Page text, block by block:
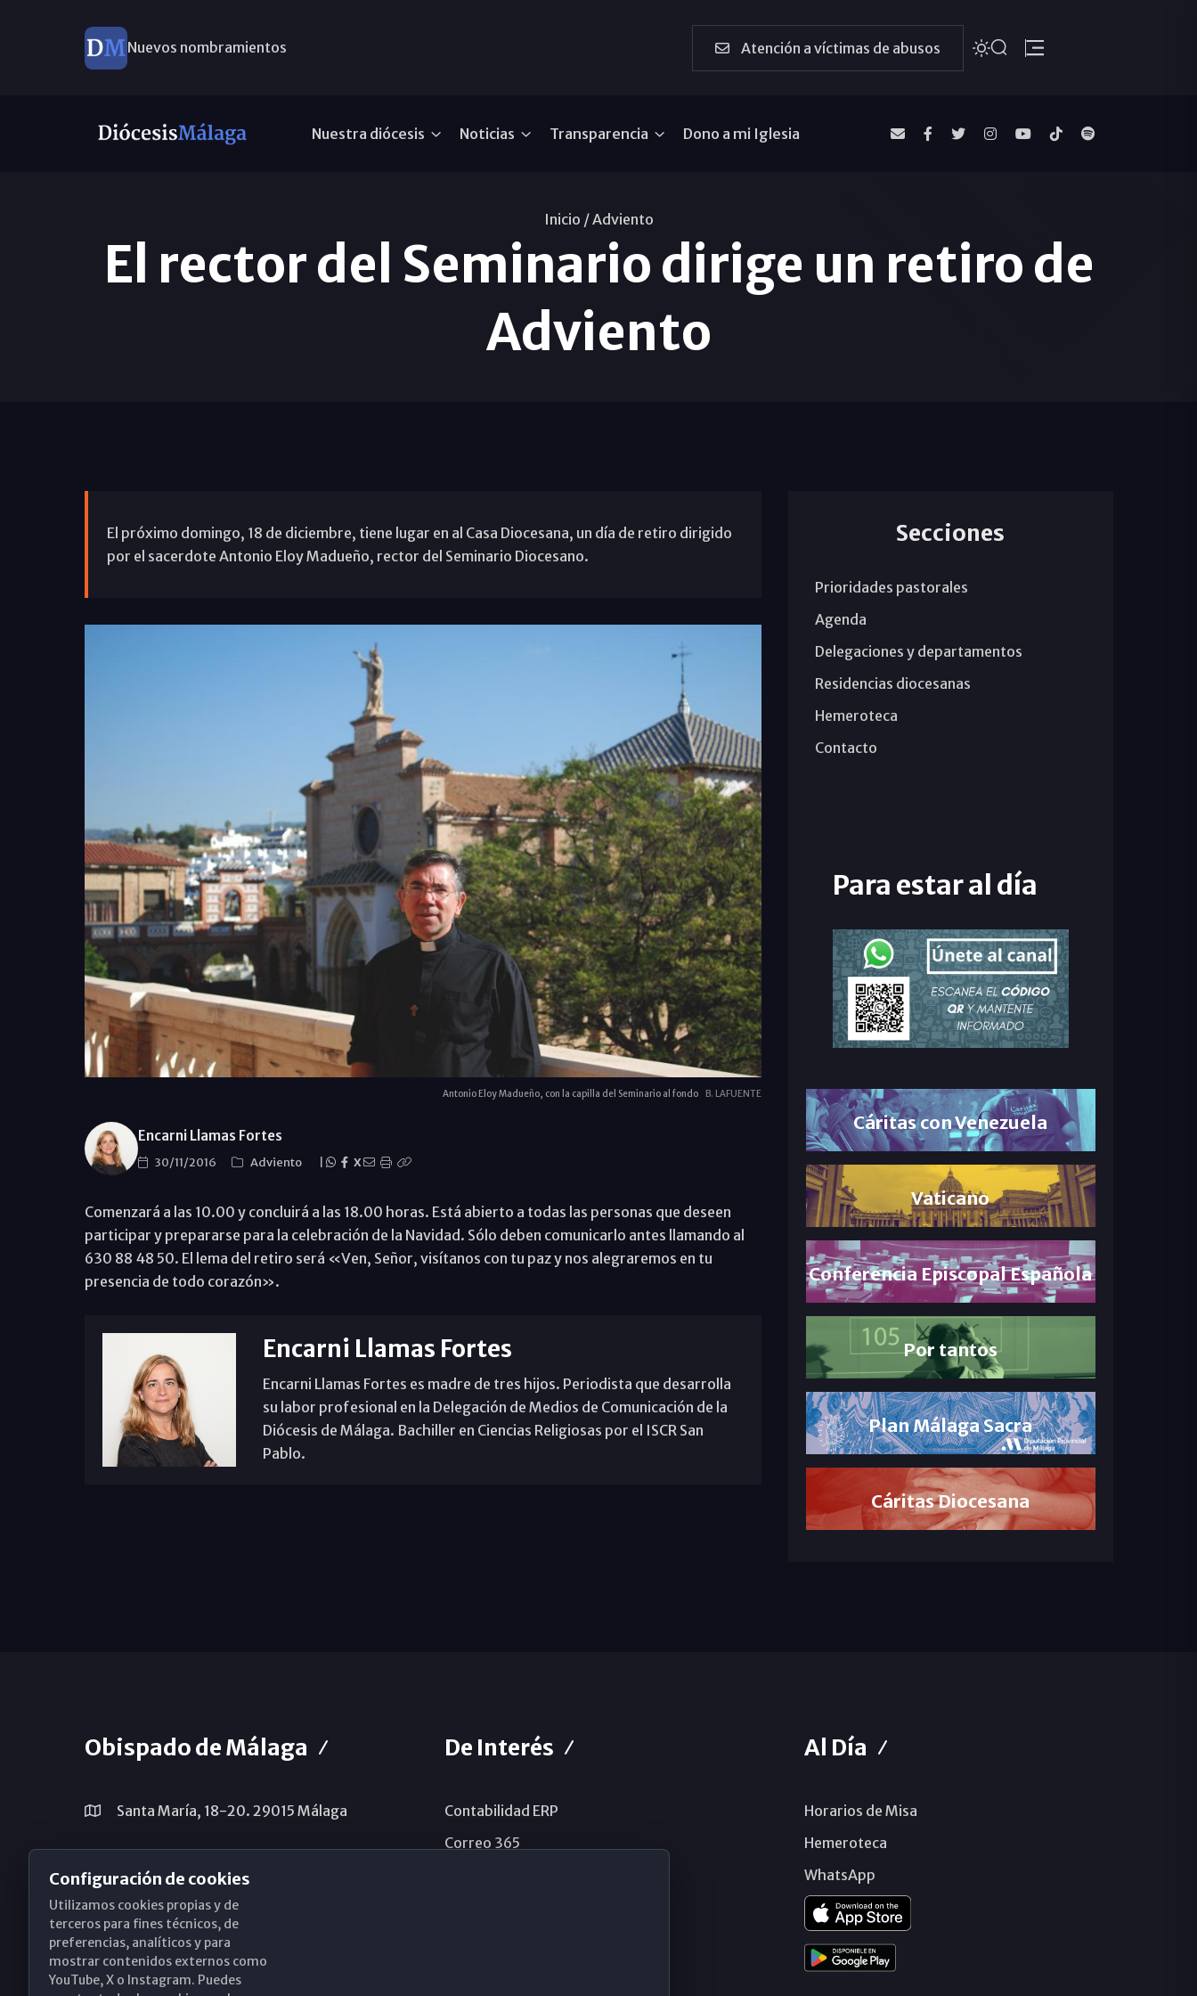
Nuevos nombramientos Atención a víctimas de abusos
Nuestra diócesis Noticias Transparencia Dono a mi Iglesia
Inicio /Adviento
El rector del Seminario dirige un retiro de
Adviento
El próximo domingo, 18 de diciembre, tiene lugar en al Casa Diocesana, un día de retiro dirigido
por el sacerdote Antonio Eloy Madueño, rector del Seminario Diocesano.
Antonio Eloy Madueño, con la capilla del Seminario al fondo B. LAFUENTE
Encarni Llamas Fortes
30/11/2016 Adviento X
Comenzará a las 10.00 y concluirá a las 18.00 horas. Está abierto a todas las personas que deseen
participar y prepararse para la celebración de la Navidad. Sólo deben comunicarlo antes llamando al
630 88 48 50. El lema del retiro será «Ven, Señor, visítanos con tu paz y nos alegraremos en tu
presencia de todo corazón».
Encarni Llamas Fortes
Encarni Llamas Fortes es madre de tres hijos. Periodista que desarrolla
su labor profesional en la Delegación de Medios de Comunicación de la
Diócesis de Málaga. Bachiller en Ciencias Religiosas por el ISCR San
Pablo.
Secciones
Prioridades pastorales
Agenda
Delegaciones y departamentos
Residencias diocesanas
Hemeroteca
Contacto
Para estar al día
Cáritas con Venezuela
Vaticano
Conferencia Episcopal Española
Por tantos
Plan Málaga Sacra
Cáritas Diocesana
Obispado de Málaga
Santa María, 18-20. 29015 Málaga
(+34) 952 224 386
obispado@diocesismalaga.es
De Interés
Contabilidad ERP
Correo 365
Al Día
Horarios de Misa
Hemeroteca
WhatsApp
Configuración de cookies
Utilizamos cookies propias y de
terceros para fines técnicos, de
preferencias, analíticos y para
mostrar contenidos externos como
YouTube, X o Instagram. Puedes